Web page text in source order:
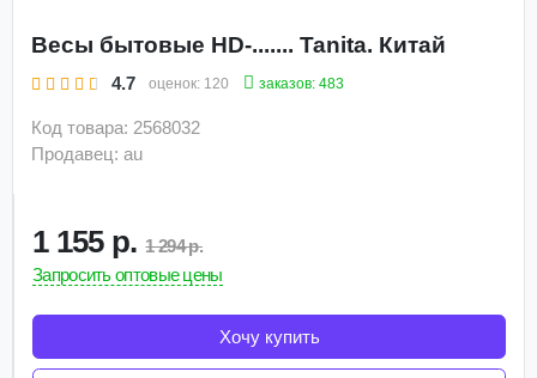
Весы бытовые HD-....... Tanita. Китай
4.7 оценок: 120 заказов: 483
Код товара: 2568032
Продавец: au
1 155 р. 1 294 р.
Запросить оптовые цены
Хочу купить